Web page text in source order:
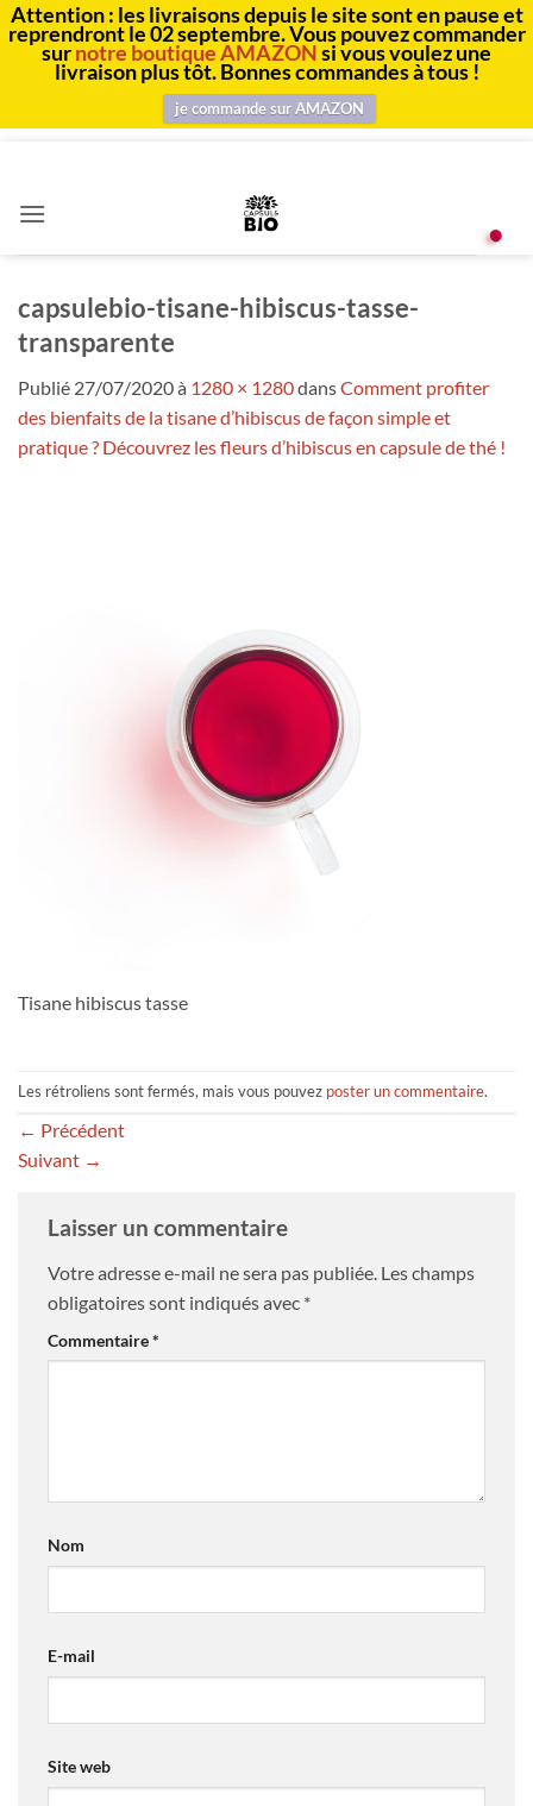
Attention : les livraisons depuis le site sont en pause et
reprendront le 02 septembre. Vous pouvez commander
surnotre boutique AMAZONsi vous voulez une
livraison plus tôt. Bonnes commandes à tous !
je commande sur AMAZON
contenu
capsulebio-tisane-hibiscus-tasse-
transparente
Publié 27/07/2020à 1280 × 1280dansComment profiter
des bienfaits de la tisane d’hibiscus de façon simple et
pratique ? Découvrez les fleurs d’hibiscus en capsule de thé !
Tisane hibiscus tasse
Les rétroliens sont fermés, mais vous pouvez poster un commentaire.
← Précédent
Suivant →
Laisser un commentaire
Votre adresse e-mail ne sera pas publiée. Les champs
obligatoires sont indiqués avec *
Commentaire*
Nom
E-mail
Site web